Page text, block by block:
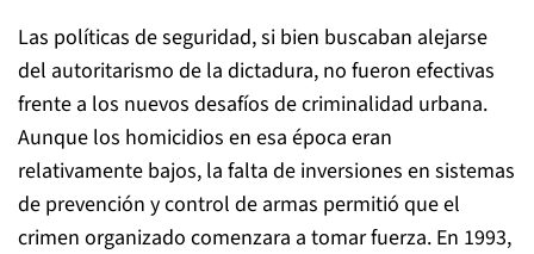
Las políticas de seguridad, si bien buscaban alejarse
del autoritarismo de la dictadura, no fueron efectivas
frente a los nuevos desafíos de criminalidad urbana.
Aunque los homicidios en esa época eran
relativamente bajos, la falta de inversiones en sistemas
de prevención y control de armas permitió que el
crimen organizado comenzara a tomar fuerza. En 1993,